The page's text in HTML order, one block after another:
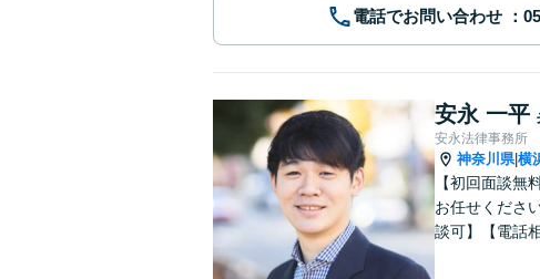
電話でお問い合わせ
安永 一平
安永法律事務所
神奈川県|横
【初回面談
お任せくださ
談可】【電話